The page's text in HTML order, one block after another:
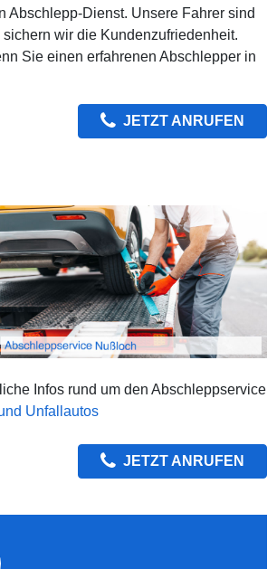
Abschlepp-Dienst. Unsere Fahrer sind
wir die Kundenzufriedenheit.
Sie einen erfahrenen Abschlepper in
JETZT ANRUFEN
Infos rund um den Abschleppservice
Unfallautos
JETZT ANRUFEN